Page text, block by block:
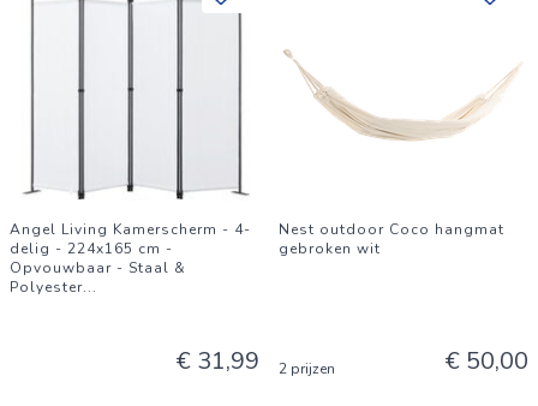
Angel Living Kamerscherm - 4-
delig - 224x165 cm -
Opvouwbaar - Staal &
Polyester...
€ 31,99
Nest outdoor Coco hangmat
gebroken wit
2 prijzen € 50,00